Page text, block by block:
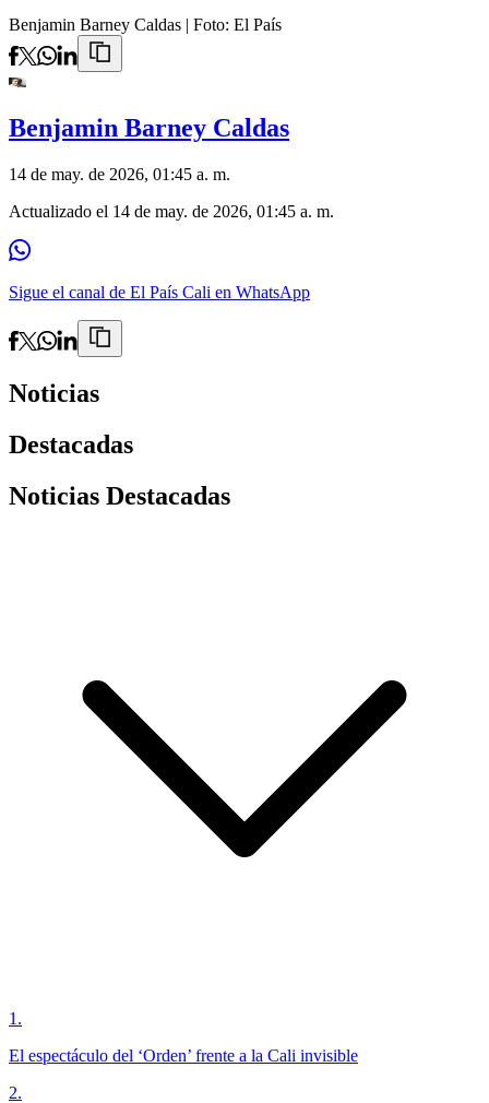
Benjamin Barney Caldas | Foto: El País
Benjamin Barney Caldas
14 de may. de 2026, 01:45 a. m.
Actualizado el 14 de may. de 2026, 01:45 a. m.
Sigue el canal de El País Cali en WhatsApp
Noticias
Destacadas
Noticias Destacadas
1 .
El espectáculo del ‘Orden’ frente a la Cali invisible
2.